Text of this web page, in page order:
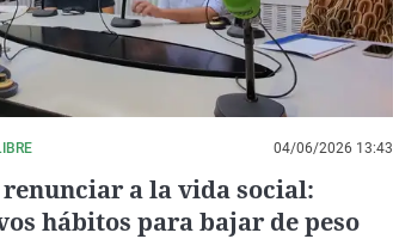
04/06/2026 13:43
a la vida social:
hábitos para bajar de peso